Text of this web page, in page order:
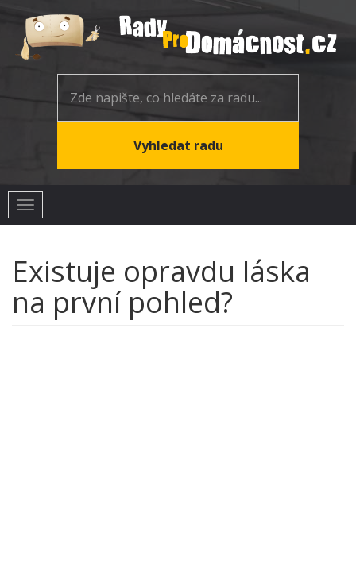
Toggle
navigation
Existuje opravdu láska
na první pohled?